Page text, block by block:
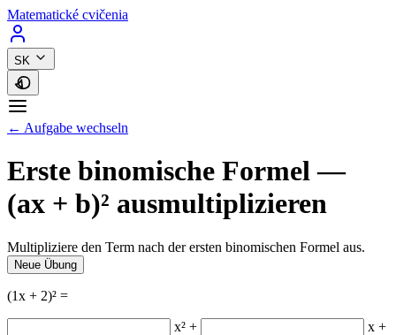
Matematické cvičenia
SK
← Aufgabe wechseln
Erste binomische Formel —
(ax + b)² ausmultiplizieren
Multipliziere den Term nach der ersten binomischen Formel aus.
Neue Übung
(1x + 2)² =
x² + x +